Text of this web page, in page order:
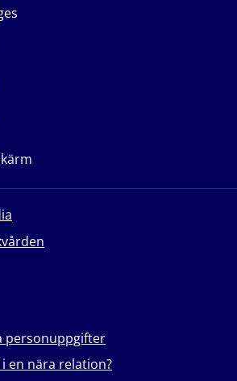
personuppgifter
en nära relation?